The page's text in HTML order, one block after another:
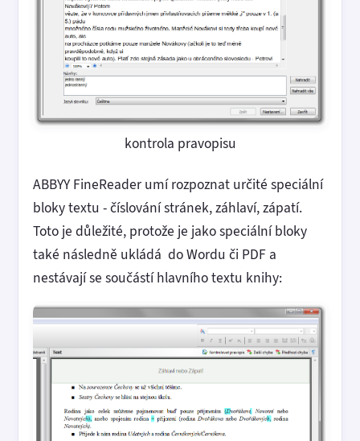
kontrola pravopisu
ABBYY FineReader umí rozpoznat určité speciální
bloky textu - číslování stránek, záhlaví, zápatí.
Toto je důležité, protože je jako speciální bloky
také následně ukládá do Wordu či PDF a
nestávají se součástí hlavního textu knihy: